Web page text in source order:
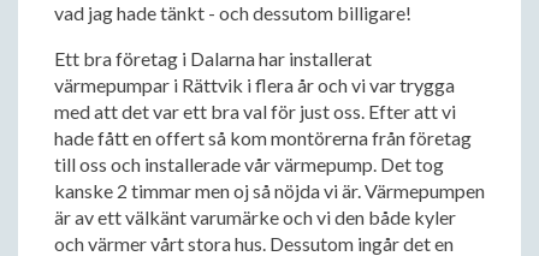
vad jag hade tänkt - och dessutom billigare!
Ett bra företag i Dalarna har installerat
värmepumpar i Rättvik i flera år och vi var trygga
med att det var ett bra val för just oss. Efter att vi
hade fått en offert så kom montörerna från företag
till oss och installerade vår värmepump. Det tog
kanske 2 timmar men oj så nöjda vi är. Värmepumpen
är av ett välkänt varumärke och vi den både kyler
och värmer vårt stora hus. Dessutom ingår det en